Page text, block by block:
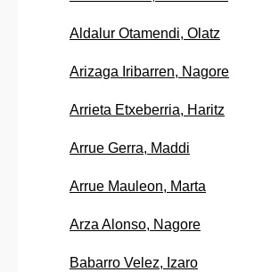
Aldalur Otamendi, Olatz
Arizaga Iribarren, Nagore
Arrieta Etxeberria, Haritz
Arrue Gerra, Maddi
Arrue Mauleon, Marta
Arza Alonso, Nagore
Babarro Velez, Izaro